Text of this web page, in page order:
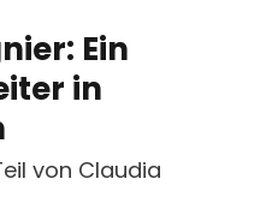
Ein
in
von Claudia